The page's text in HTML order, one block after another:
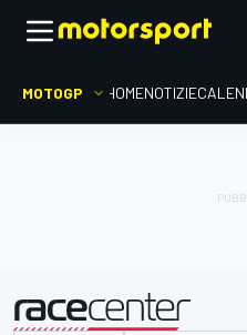
MOTOGP HOMENOTIZIE